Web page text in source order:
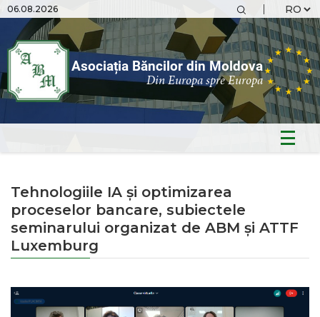
06.08.2026
Asociația Băncilor din Moldova
Din Europa spre Europa
Tehnologiile IA și optimizarea
proceselor bancare, subiectele
seminarului organizat de ABM și ATTF
Luxemburg